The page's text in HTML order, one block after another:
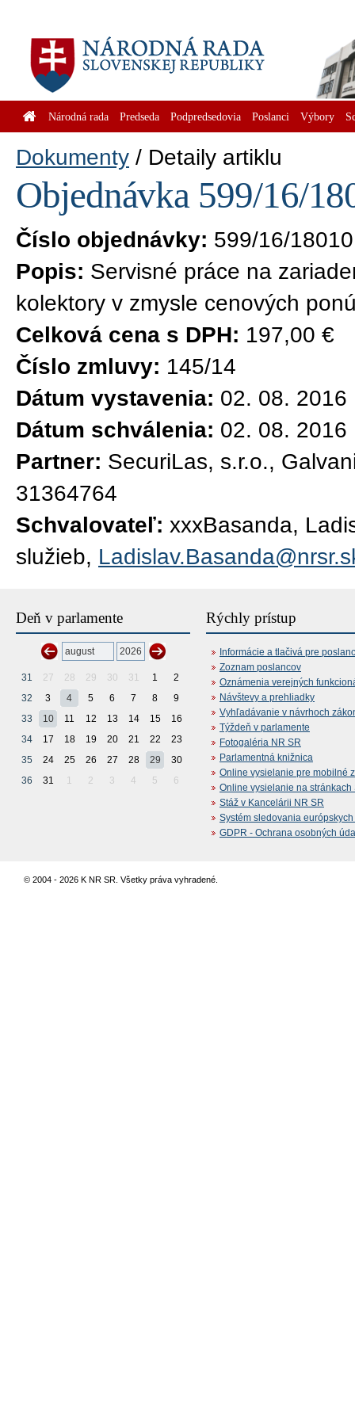
Národná rada Predseda Podpredsedovia Poslanci Výbory
Dokumenty Detaily artiklu
Objednávka 599/16/
Číslo objednávky: 599/16/18010
Popis: Servisné práce na
kolektory v zmysle cenových
Celková cena s DPH: 197,00 €
Číslo zmluvy: 145/14
Dátum vystavenia: 02. 08. 2016
Dátum schválenia: 02. 08. 2016
Partner: SecuriLas, s.r.o.,
31364764
Schvalovateľ: xxxBasanda,
služieb,
Deň v parlamente
31 27 28 29 30 31 1
2
32
3 4 5 6 7 8
9
33
10 11 12 13 14 15
16
34
17 18 19 20 21 22
23
35
24 25 26 27 28 29
30
36
31 1 2 3 4 5 6
Rýchly prístup
Informácie a tlačivá pre
Zoznam poslancov
Oznámenia verejných
Návštevy a prehliadky
Vyhľadávanie v návrhoch
Týždeň v parlamente
Fotogaléria NR SR
Parlamentná knižnica
Online vysielanie pre mobilné
Online vysielanie na stránkach
Stáž v Kancelárii NR SR
Systém sledovania
GDPR - Ochrana osobných
© 2004 - 2026 K NR SR. Všetky práva vyhradené.